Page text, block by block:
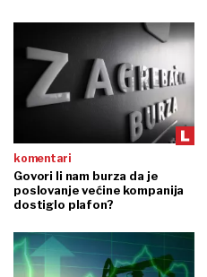
komentari
Govori li nam burza da je
poslovanje većine kompanija
dostiglo plafon?